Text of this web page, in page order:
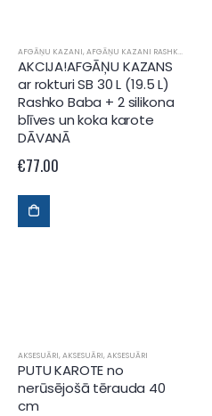
AFGĀŅU KAZANI, AFGĀŅU KAZANI RASHKO BABA
AKCIJA!AFGĀŅU KAZANS
ar rokturi SB 30 L (19.5 L)
Rashko Baba + 2 silikona
blīves un koka karote
DĀVANĀ
€77.00
AKSESUĀRI, AKSESUĀRI, AKSESUĀRI
PUTU KAROTE no
nerūsējošā tērauda 40
cm